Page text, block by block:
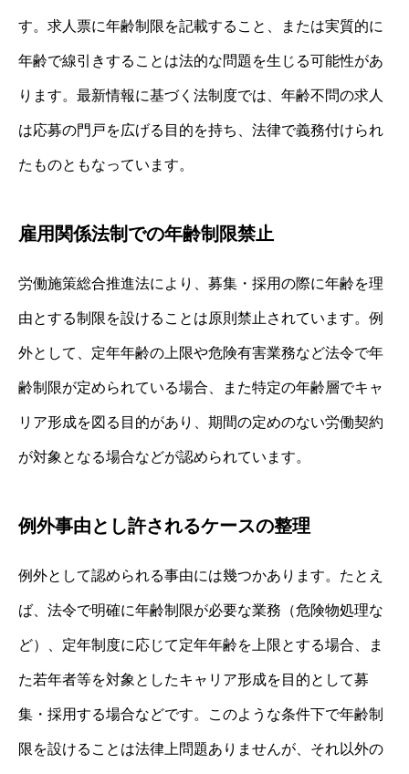
す。求人票に年齢制限を記載すること、または実質的に
年齢で線引きすることは法的な問題を生じる可能性があ
ります。最新情報に基づく法制度では、年齢不問の求人
は応募の門戸を広げる目的を持ち、法律で義務付けられ
たものともなっています。
雇用関係法制での年齢制限禁止
労働施策総合推進法により、募集・採用の際に年齢を理
由とする制限を設けることは原則禁止されています。例
外として、定年年齢の上限や危険有害業務など法令で年
齢制限が定められている場合、また特定の年齢層でキャ
リア形成を図る目的があり、期間の定めのない労働契約
が対象となる場合などが認められています。
例外事由とし許されるケースの整理
例外として認められる事由には幾つかあります。たとえ
ば、法令で明確に年齢制限が必要な業務（危険物処理な
ど）、定年制度に応じて定年年齢を上限とする場合、ま
た若年者等を対象としたキャリア形成を目的として募
集・採用する場合などです。このような条件下で年齢制
限を設けることは法律上問題ありませんが、それ以外の